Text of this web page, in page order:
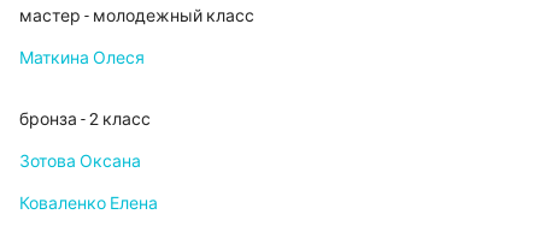
мастер - молодежный класс
Маткина Олеся
бронза - 2 класс
Зотова Оксана
Коваленко Елена